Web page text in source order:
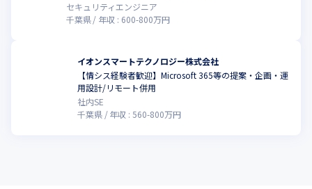
セキュリティエンジニア
千葉県
年収 : 600-800万円
イオンスマートテクノロジー株式会社
【情シス経験者歓迎】Microsoft 365等の提案・企画・運
用設計/リモート併用
社内SE
千葉県
年収 : 560-800万円